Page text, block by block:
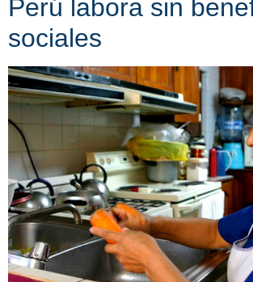
Perú labora sin
sociales